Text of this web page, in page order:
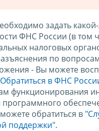
задать
ФНС России (в том
налоговых
по
- Вы можете
в ФНС
функционирования
программного
обратиться в
поддержки".